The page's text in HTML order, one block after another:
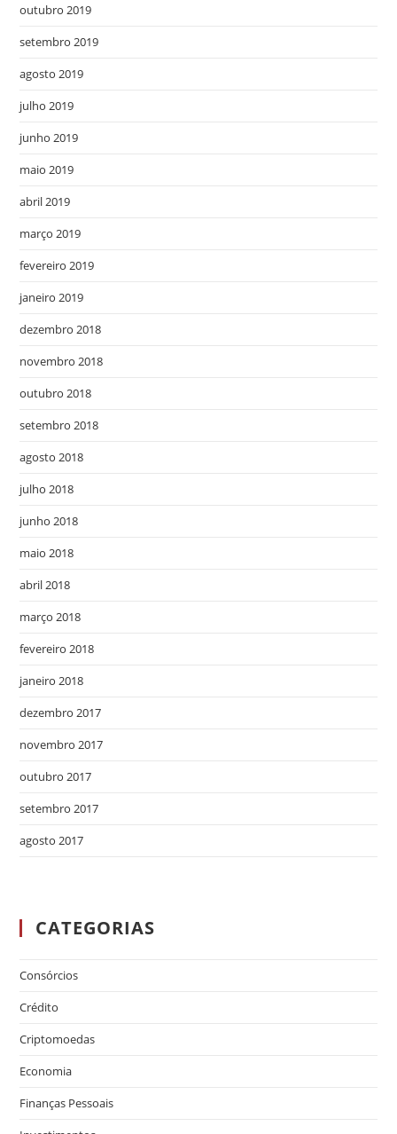
outubro 2019
setembro 2019
agosto 2019
julho 2019
junho 2019
maio 2019
abril 2019
março 2019
fevereiro 2019
janeiro 2019
dezembro 2018
novembro 2018
outubro 2018
setembro 2018
agosto 2018
julho 2018
junho 2018
maio 2018
abril 2018
março 2018
fevereiro 2018
janeiro 2018
dezembro 2017
novembro 2017
outubro 2017
setembro 2017
agosto 2017
CATEGORIAS
Consórcios
Crédito
Criptomoedas
Economia
Finanças Pessoais